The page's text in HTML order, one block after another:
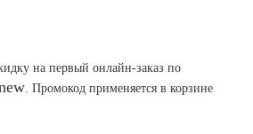
на первый онлайн-заказ по
. Промокод применяется в корзине